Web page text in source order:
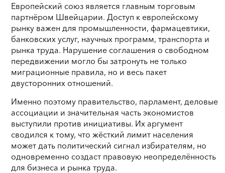
Европейский союз является главным торговым
партнёром Швейцарии. Доступ к европейскому
рынку важен для промышленности, фармацевтики,
банковских услуг, научных программ, транспорта и
рынка труда. Нарушение соглашения о свободном
передвижении могло бы затронуть не только
миграционные правила, но и весь пакет
двусторонних отношений.
Именно поэтому правительство, парламент, деловые
ассоциации и значительная часть экономистов
выступили против инициативы. Их аргумент
сводился к тому, что жёсткий лимит населения
может дать политический сигнал избирателям, но
одновременно создаст правовую неопределённость
для бизнеса и рынка труда.